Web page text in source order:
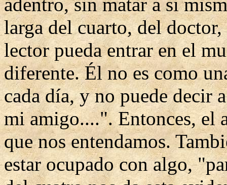
larga del cuarto, del
lector pueda entrar en el
diferente. Él no es como
cada día, y no puede decir
mi amigo....". Entonces, el
que nos entendamos.
estar ocupado con algo,